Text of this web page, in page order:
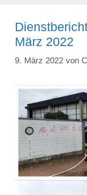
März 2022
9. März 2022 von